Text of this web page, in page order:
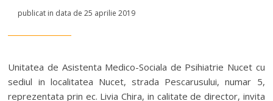
publicat in data de 25 aprilie 2019
Unitatea de Asistenta Medico-Sociala de Psihiatrie Nucet cu
sediul in localitatea Nucet, strada Pescarusului, numar 5,
reprezentata prin ec. Livia Chira, in calitate de director, invita